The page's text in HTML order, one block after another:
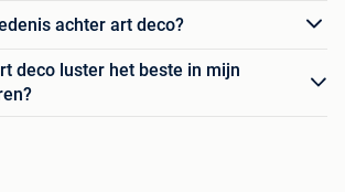
achter art deco?
deco luster het beste in mijn